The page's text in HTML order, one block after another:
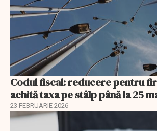
Codul fiscal: reducere pentru
achită taxa pe stâlp până la 25
23 FEBRUARIE 2026